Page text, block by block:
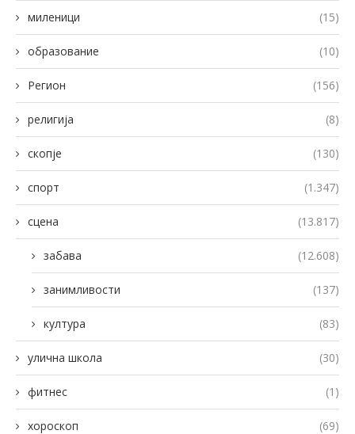
миленици (15)
образование (10)
Регион (156)
религија (8)
скопје (130)
спорт (1.347)
сцена (13.817)
забава (12.608)
занимливости (137)
култура (83)
улична школа (30)
фитнес (1)
хороскоп (69)